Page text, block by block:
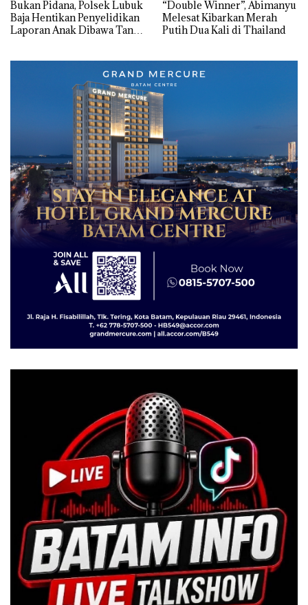
Bukan Pidana, Polsek Lubuk
Baja Hentikan Penyelidikan
Laporan Anak Dibawa Tanpa
“Double Winner”, Abimanyu
Melesat Kibarkan Merah
Putih Dua Kali di Thailand